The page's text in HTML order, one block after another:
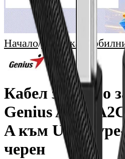
Начало/Техника
Кабел за бързо
Genius ACC-
A към USB
черен